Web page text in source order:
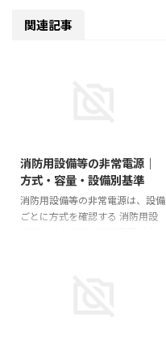
関連記事
消防用設備等の非常電源｜
方式・容量・設備別基準
消防用設備等の非常電源は、設備
ごとに方式を確認する 消防用設